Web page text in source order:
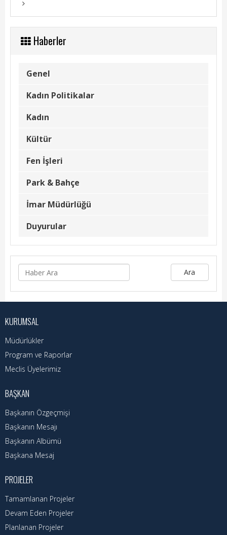
Genel
Kadın Politikalar
Kültür
Duyurular
Hizmet Rehberi
İhale İlanları
Vefat Edenler
Telefon Rehberi
İlçemiz
Cizre Tarihi
Turizm Rehberi
Haberler
Genel
Kadın Politikalar
Kadın
Kültür
Fen İşleri
Park & Bahçe
İmar Müdürlüğü
Duyurular
Ara
KURUMSAL
Müdürlükler
Program ve Raporlar
Meclis Üyelerimiz
BAŞKAN
Başkanın Özgeçmişi
Başkanın Mesajı
Başkanın Albümü
Başkana Mesaj
PROJELER
Tamamlanan Projeler
Devam Eden Projeler
Planlanan Projeler